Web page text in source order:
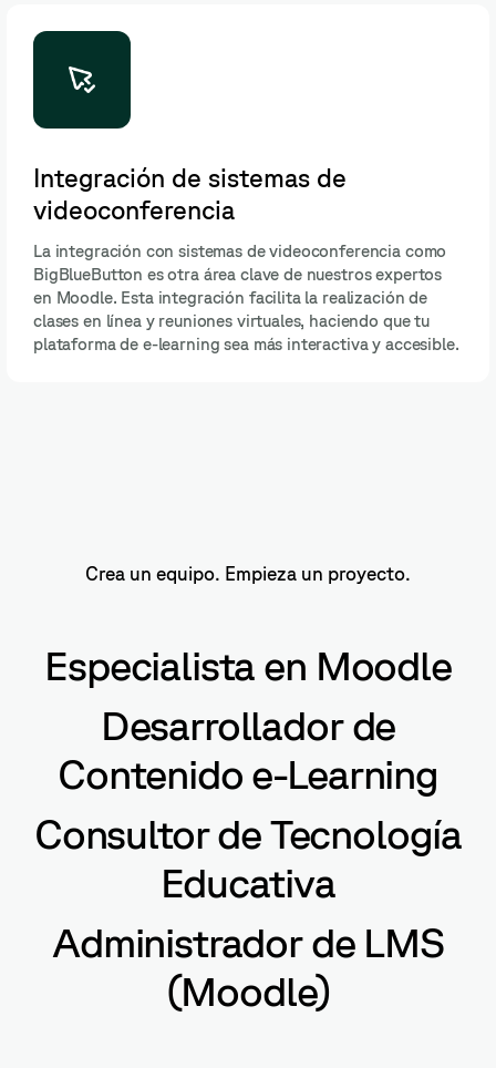
Integración de sistemas de
videoconferencia
La integración con sistemas de videoconferencia como
BigBlueButton es otra área clave de nuestros expertos
en Moodle. Esta integración facilita la realización de
clases en línea y reuniones virtuales, haciendo que tu
plataforma de e-learning sea más interactiva y accesible.
Crea un equipo. Empieza un proyecto.
Especialista en Moodle
Desarrollador de
Contenido e-Learning
Consultor de Tecnología
Educativa
Administrador de LMS
(Moodle)